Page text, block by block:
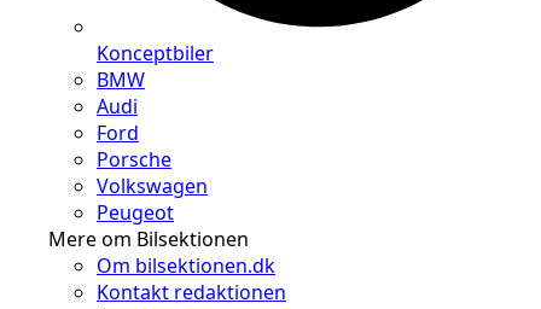
Konceptbiler
BMW
Audi
Ford
Porsche
Volkswagen
Peugeot
Mere om Bilsektionen
Om bilsektionen.dk
Kontakt redaktionen